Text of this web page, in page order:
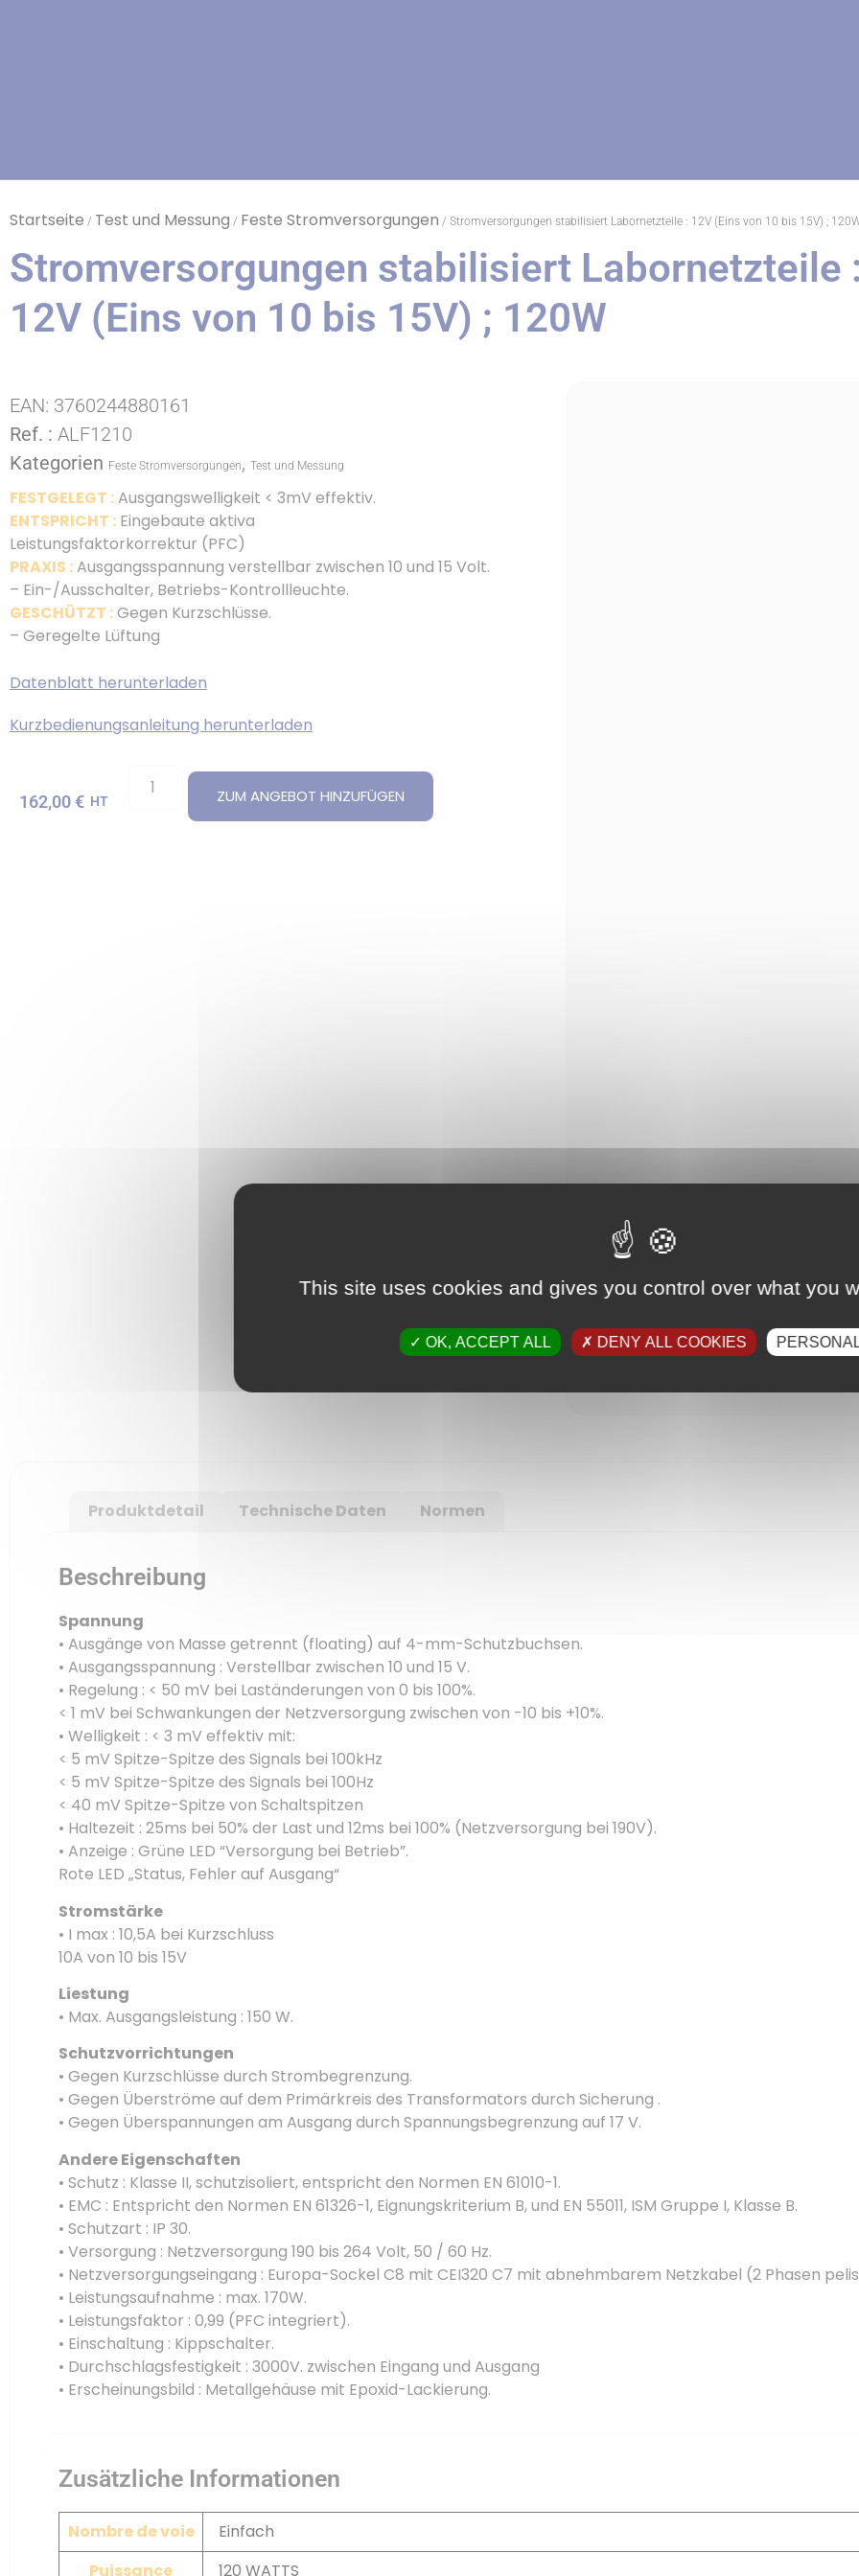
Startseite / Test und Messung / Feste Stromversorgungen / Stromversorgungen stabilisiert Labornetzteile : 12V (Eins von 10 bis 15V) ;
Stromversorgungen stabilisiert Labornetzteile
12V (Eins von 10 bis 15V) ; 120W
EAN: 3760244880161
Ref. : ALF1210
Kategorien Feste Stromversorgungen, Test und Messung
FESTGELEGT :Ausgangswelligkeit < 3mV effektiv.
ENTSPRICHT : Eingebaute aktiva
Leistungsfaktorkorrektur (PFC)
PRAXIS :Ausgangsspannung verstellbar zwischen 10 und 15 Volt.
– Ein-/Ausschalter, Betriebs-Kontrollleuchte.
GESCHÜTZT :Gegen Kurzschlüsse.
– Geregelte Lüftung
Datenblatt herunterladen
Kurzbedienungsanleitung herunterladen
162,00 € HT ZUM ANGEBOT HINZUFÜGEN
Produktdetail Technische Daten Normen
Beschreibung
Spannung
• Ausgänge von Masse getrennt (floating) auf 4-mm-Schutzbuchsen.
• Ausgangsspannung : Verstellbar zwischen 10 und 15 V.
• Regelung : < 50 mV bei Laständerungen von 0 bis 100%.
< 1 mV bei Schwankungen der Netzversorgung zwischen von -10 bis +10%.
• Welligkeit : < 3 mV effektiv mit:
< 5 mV Spitze-Spitze des Signals bei 100kHz
< 5 mV Spitze-Spitze des Signals bei 100Hz
< 40 mV Spitze-Spitze von Schaltspitzen
• Haltezeit : 25ms bei 50% der Last und 12ms bei 100% (Netzversorgung bei 190V).
• Anzeige : Grüne LED “Versorgung bei Betrieb”.
Rote LED „Status, Fehler auf Ausgang“
Stromstärke
• I max : 10,5A bei Kurzschluss
10A von 10 bis 15V
Liestung
• Max. Ausgangsleistung : 150 W.
Schutzvorrichtungen
• Gegen Kurzschlüsse durch Strombegrenzung.
• Gegen Überströme auf dem Primärkreis des Transformators durch Sicherung .
• Gegen Überspannungen am Ausgang durch Spannungsbegrenzung auf 17 V.
Andere Eigenschaften
• Schutz : Klasse II, schutzisoliert, entspricht den Normen EN 61010-1.
• EMC : Entspricht den Normen EN 61326-1, Eignungskriterium B, und EN 55011, ISM Gruppe I, Klasse B.
• Schutzart : IP 30.
• Versorgung : Netzversorgung 190 bis 264 Volt, 50 / 60 Hz.
• Netzversorgungseingang : Europa-Sockel C8 mit CEI320 C7 mit abnehmbarem Netzkabel (2 Phasen
• Leistungsaufnahme : max. 170W.
• Leistungsfaktor : 0,99 (PFC integriert).
• Einschaltung : Kippschalter.
• Durchschlagsfestigkeit : 3000V. zwischen Eingang und Ausgang
• Erscheinungsbild : Metallgehäuse mit Epoxid-Lackierung.
Zusätzliche Informationen
Nombre de voie
Einfach
Puissance
120 WATTS
This site uses cookies and gives you control over what you
OK, ACCEPT ALL DENY ALL COOKIES